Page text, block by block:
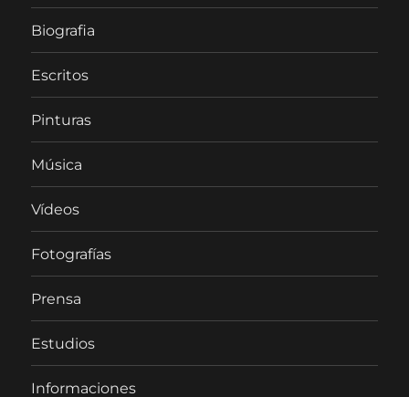
Biografia
Escritos
Pinturas
Música
Vídeos
Fotografías
Prensa
Estudios
Informaciones